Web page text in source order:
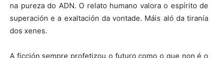
na pureza do ADN. O relato humano valora o espírito de
superación e a exaltación da vontade. Máis aló da tiranía
dos xenes.
A ficción sempre profetizou o futuro como o que non é o